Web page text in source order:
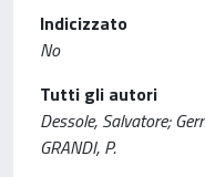
Indicizzato
No
Tutti gli autori
Dessole, Salvatore;
GRANDI, P.